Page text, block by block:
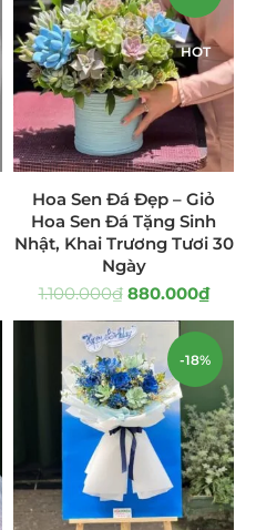
(145)
(63)
(38)
HOT
Hoa Sen Đá Đẹp – Giỏ
Hoa Sen Đá Tặng Sinh
Nhật, Khai Trương Tươi 30
Ngày
1.100.000₫ 880.000₫
-18%